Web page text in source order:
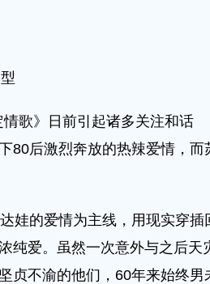
歌》日前引起诸多关注和话
80后激烈奔放的热辣爱情，而
娃的爱情为主线，用现实穿插
纯爱。虽然一次意外与之后天
贞不渝的他们，60年来始终男